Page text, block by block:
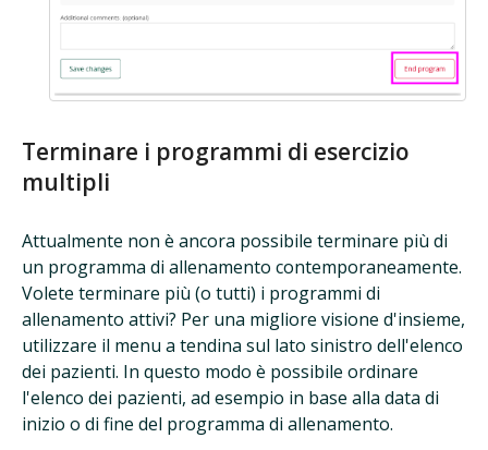
Terminare i programmi di esercizio
multipli
Attualmente non è ancora possibile terminare più di
un programma di allenamento contemporaneamente.
Volete terminare più (o tutti) i programmi di
allenamento attivi? Per una migliore visione d'insieme,
utilizzare il menu a tendina sul lato sinistro dell'elenco
dei pazienti. In questo modo è possibile ordinare
l'elenco dei pazienti, ad esempio in base alla data di
inizio o di fine del programma di allenamento.